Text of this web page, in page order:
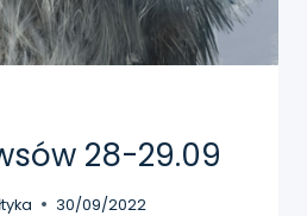
28-29.09
30/09/2022